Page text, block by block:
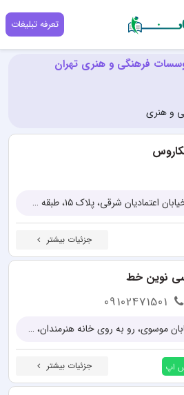
تعرفه تبلیغات
فرهنگی و هنری تهران
و هنری
تهران، فلکه دوم صادقیه، خیابان اعتمادیان شرقی، پلاک ۱۵، طبقه سوم، واحد ۹
جزئیات بیشتر
نوین خط
09102471501
تهران، خیابان طالقانی، خیابان موسوی، رو به روی خانه هنرمندان، پلاک 90، طبقه 1، واحد 4
اپ جزئیات بیشتر